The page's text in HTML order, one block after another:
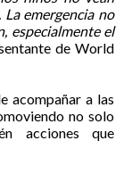
emergencia no
especialmente el
de World
acompañar a las
no solo
acciones que